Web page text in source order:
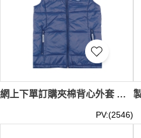
網上下單訂購夾棉背心外套 個人設計連帽繡花LOGO間棉背心外套 夾棉背心外套專門店 100%尼龍 J1023
PV:(2546)